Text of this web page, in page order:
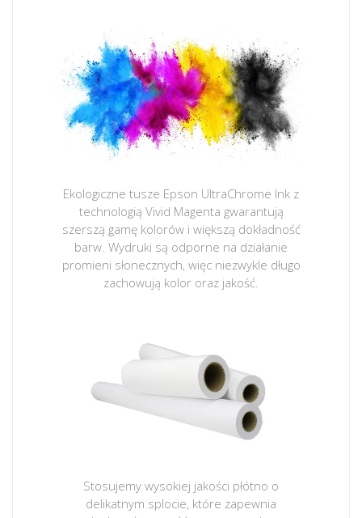
Ekologiczne tusze Epson UltraChrome Ink z
technologią Vivid Magenta gwarantują
szerszą gamę kolorów i większą dokładność
barw. Wydruki są odporne na działanie
promieni słonecznych, więc niezwykle długo
zachowują kolor oraz jakość.
Stosujemy wysokiej jakości płótno o
delikatnym splocie, które zapewnia